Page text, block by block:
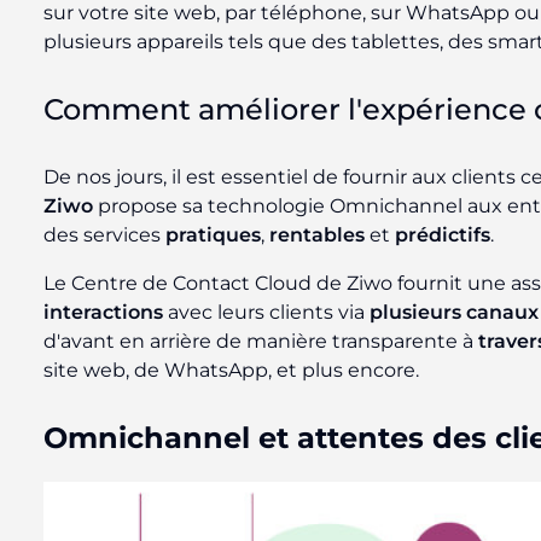
sur votre site web, par téléphone, sur WhatsApp
plusieurs appareils tels que des tablettes, des
Comment améliorer l'expérience
De nos jours, il est essentiel de fournir aux clients
Ziwo propose sa technologie Omnichannel aux
des services pratiques, rentables et prédictifs.
Le Centre de Contact Cloud de Ziwo fournit une
interactions avec leurs clients via plusieurs
d'avant en arrière de manière transparente à
site web, de WhatsApp, et plus encore.
Omnichannel et attentes des